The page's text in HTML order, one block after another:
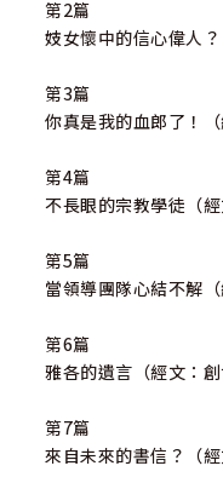
第2篇
妓女懷中的信心偉人
第3篇
你真是我的血郎了！
第4篇
不長眼的宗教學徒（
第5篇
當領導團隊心結不解
第6篇
雅各的遺言（經文：創
第7篇
來自未來的書信？（